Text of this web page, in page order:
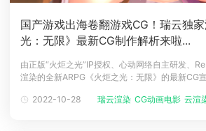
国产游戏出海卷翻游戏CG！瑞云独
光：无限》最新CG制作解析来啦...
由正版“火炬之光”IP授权、心动网络自主研发、
渲染的全新ARPG《火炬之光：无限》的最新CG
机融合的视觉美学……这些海外明星动画大多具备
2022-10-28 瑞云渲染 CG动画电影